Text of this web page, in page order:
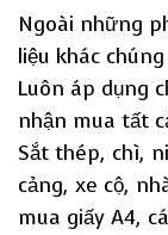
Ngoài những
liệu khác
Luôn áp dụng
nhận mua tất
Sắt thép, chì,
cảng, xe cộ,
mua giấy A4,